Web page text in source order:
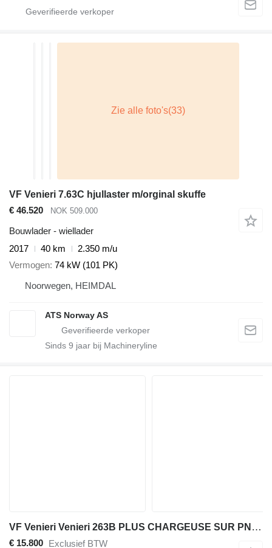
VF Venieri 7.63C hjullaster m/orginal skuffe
€ 46.520
NOK 509.000
Bouwlader - wiellader
2017
40 km
2.350 m/u
Vermogen 74 kW (101 PK)
Noorwegen, HEIMDAL
ATS Norway AS
Sinds 9 jaar bij Machineryline
VF Venieri Venieri 263B PLUS CHARGEUSE SUR PNEUS
€ 15.800 Exclusief BTW